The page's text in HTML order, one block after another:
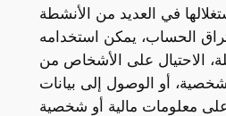
في العديد من الأنشطة
الحساب، يمكن استخدامه
الاحتيال على الأشخاص من
أو الوصول إلى بيانات
معلومات مالية أو شخصية